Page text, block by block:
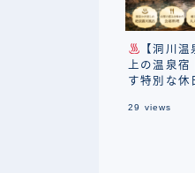
【洞川
上の温泉
す特別な休
29 views